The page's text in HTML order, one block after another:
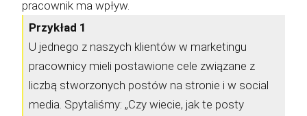
pracownik ma wpływ.
Przykład 1
U jednego z naszych klientów w marketingu
pracownicy mieli postawione cele związane z
liczbą stworzonych postów na stronie i w social
media. Spytaliśmy: „Czy wiecie, jak te posty